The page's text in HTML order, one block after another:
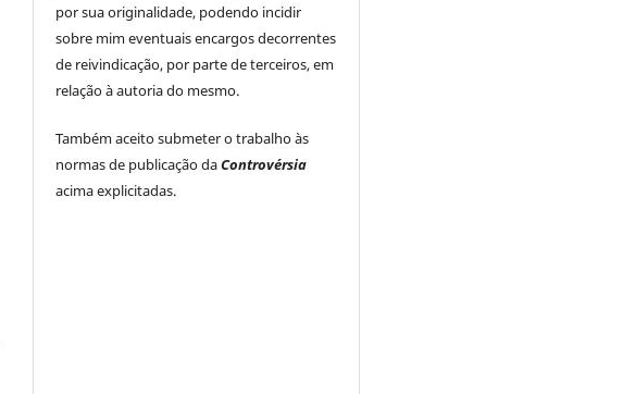
por sua originalidade, podendo incidir
sobre mim eventuais encargos decorrentes
de reivindicação, por parte de terceiros, em
relação à autoria do mesmo.
Também aceito submeter o trabalho às
normas de publicação daControvérsia
acima explicitadas.